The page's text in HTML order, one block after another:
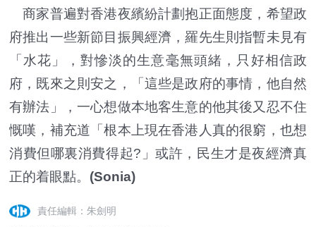
商家普遍對香港夜繽紛計劃抱正面態度，希望政
府推出一些新節目振興經濟，羅先生則指暫未見有
「水花」，對慘淡的生意毫無頭緒，只好相信政
府，既來之則安之，「這些是政府的事情，他自然
有辦法」，一心想做本地客生意的他其後又忍不住
慨嘆，補充道「根本上現在香港人真的很窮，也想
消費但哪裏消費得起?」或許，民生才是夜經濟真
正的着眼點。 (Sonia)
責任編輯：朱劍明